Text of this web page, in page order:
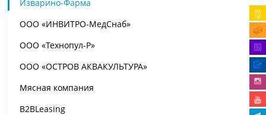
Изварино-Фарма
ООО «ИНВИТРО-МедСнаб»
ООО «Технопул-Р»
ООО «ОСТРОВ АКВАКУЛЬТУРА»
Мясная компания
B2BLeasing